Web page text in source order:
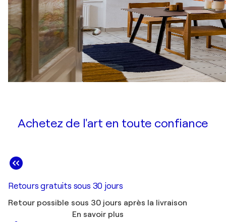
Achetez de l'art en toute confiance
Retours gratuits sous 30 jours
Retour possible sous 30 jours après la livraison
En savoir plus